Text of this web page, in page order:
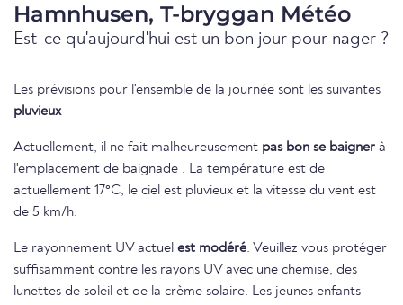
Hamnhusen, T-bryggan Météo
Est-ce qu'aujourd'hui est un bon jour pour nager ?
Les prévisions pour l'ensemble de la journée sont les suivantes
pluvieux
Actuellement, il ne fait malheureusement pas bon se baigner à
l'emplacement de baignade . La température est de
actuellement 17°C, le ciel est pluvieux et la vitesse du vent est
de 5 km/h.
Le rayonnement UV actuel est modéré. Veuillez vous protéger
suffisamment contre les rayons UV avec une chemise, des
lunettes de soleil et de la crème solaire. Les jeunes enfants